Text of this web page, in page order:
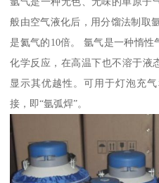
般由空气液化后，用分馏法制取
是氦气的10倍。 氩气是一种惰
化学反应，在高温下也不溶于液
显示其优越性。可用于灯泡充
接，即“氩弧焊”。